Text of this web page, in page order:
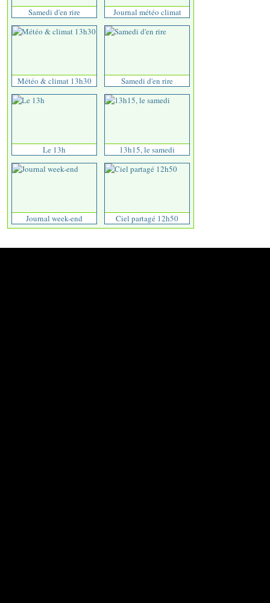
Samedi d'en rire Journal météo climat
Météo & climat 13h30 Samedi d'en rire
Le 13h 13h15, le samedi
Journal week-end Ciel partagé 12h50